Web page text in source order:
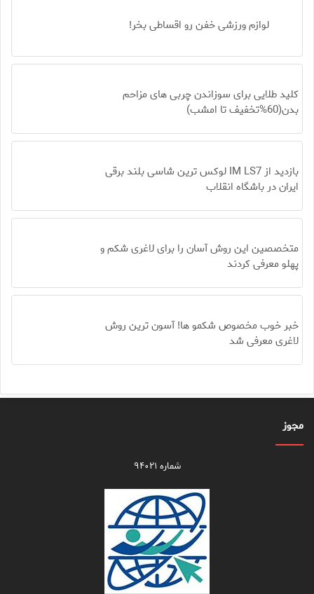
لوازم ورزشی خفن رو اقساطی بخر!
کلید طلایی برای سوزاندن چربی های مزاحم
بدن(60%تخفیف تا امشب)
بازدید از IM LS7 لوکس ترین شاسی بلند برقی
ایران در باشگاه انقلاب
متخصصین این روش آسان را برای لاغری شکم و
پهلو معرفی کردند
خبر خوب مخصوص شکمو ها! آسون ترین روش
لاغری معرفی شد
مجوز
شماره ۹۴۰۲۱